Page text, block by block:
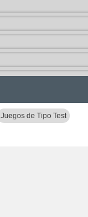
Juegos de Tipo Test